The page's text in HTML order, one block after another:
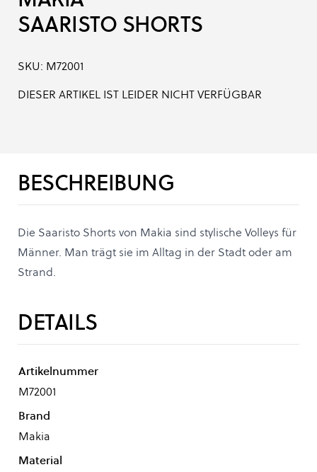
SAARISTO SHORTS
SKU: M72001
DIESER ARTIKEL IST LEIDER NICHT VERFÜGBAR
BESCHREIBUNG
Die Saaristo Shorts von Makia sind stylische Volleys für
Männer. Man trägt sie im Alltag in der Stadt oder am
Strand.
DETAILS
Artikelnummer
M72001
Brand
Makia
Material